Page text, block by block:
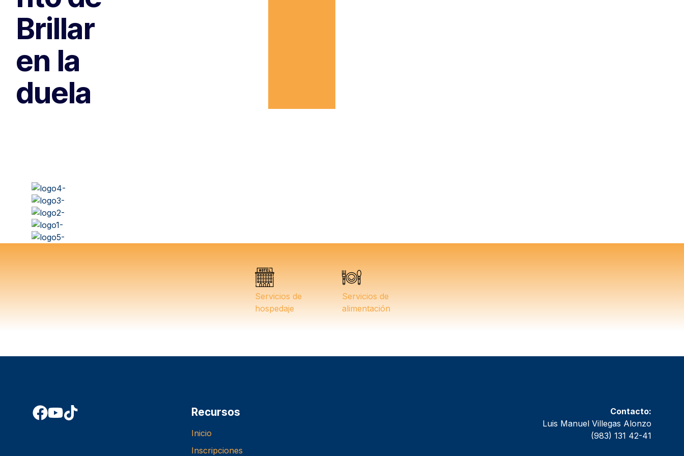
Brillar
en la
duela
Servicios de
hospedaje
Servicios de
alimentación
Recursos
Inicio
Inscripciones
Contacto:
Luis Manuel Villegas Alonzo
(983) 131 42-41